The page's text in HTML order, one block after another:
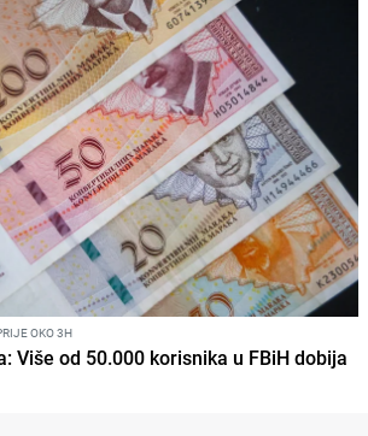
OKO 3H
Više od 50.000 korisnika u FBiH dobija